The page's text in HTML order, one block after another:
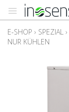
E-SHOP › SPEZIAL ›
NUR KÜHLEN